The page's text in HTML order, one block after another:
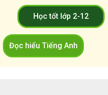
Học tốt lớp 2-12
Đọc hiểu Tiếng Anh